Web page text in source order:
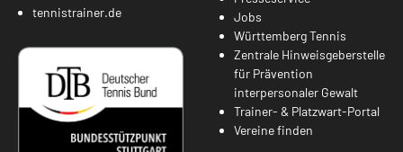
tennistrainer.de
Jobs
Württemberg Tennis
Zentrale Hinweisgeberstelle
für Prävention
interpersonaler Gewalt
Trainer- & Platzwart-Portal
Vereine finden